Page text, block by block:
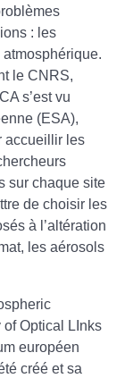
: les
le CNRS,
s’est vu
(ESA),
accueillir les
sur chaque site
de choisir les
à l’altération
les aérosols
Optical LInks
européen
créé et sa